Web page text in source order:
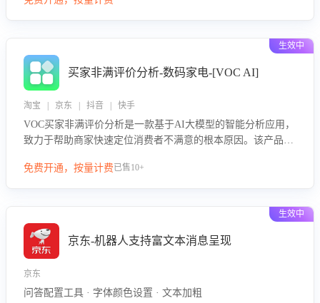
绪、归因争议根源，并客观评估客服应对合理性与成效。系统
生效中
买家非满评价分析-数码家电-[VOC AI]
淘宝 | 京东 | 抖音 | 快手
VOC买家非满评价分析是一款基于AI大模型的智能分析应用，
致力于帮助商家快速定位消费者不满意的根本原因。该产品可
或其它部门原因，明确责任归属，提供可落地的改进建议与策
免费开通，按量计费已售10+
生效中
京东-机器人支持富文本消息呈现
京东
问答配置工具 · 字体颜色设置 · 文本加粗